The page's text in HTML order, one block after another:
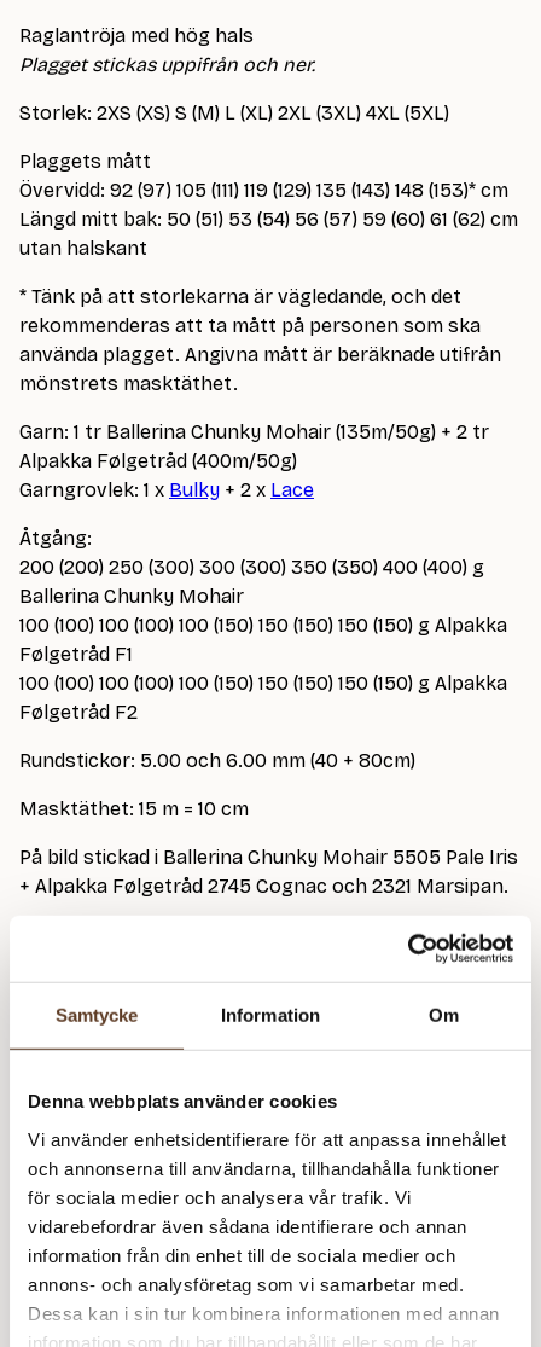
Samtycke Information Om
Denna webbplats använder cookies
Vi använder enhetsidentifierare för att anpassa innehållet
och annonserna till användarna, tillhandahålla funktioner
för sociala medier och analysera vår trafik. Vi
vidarebefordrar även sådana identifierare och annan
information från din enhet till de sociala medier och
annons- och analysföretag som vi samarbetar med.
Dessa kan i sin tur kombinera informationen med annan
information som du har tillhandahållit eller som de har
Raglantröja med hög hals
Plagget stickas uppifrån och ner.
Storlek: 2XS (XS) S (M) L (XL) 2XL (3XL) 4XL (5XL)
Plaggets mått
Övervidd: 92 (97) 105 (111) 119 (129) 135 (143) 148 (153)* cm
Längd mitt bak: 50 (51) 53 (54) 56 (57) 59 (60) 61 (62) cm
utan halskant
* Tänk på att storlekarna är vägledande, och det
rekommenderas att ta mått på personen som ska
använda plagget. Angivna mått är beräknade utifrån
mönstrets masktäthet.
Garn: 1 tr Ballerina Chunky Mohair (135m/50g) + 2 tr
Alpakka Følgetråd (400m/50g)
Garngrovlek: 1 x Bulky + 2 x Lace
Åtgång:
200 (200) 250 (300) 300 (300) 350 (350) 400 (400) g
Ballerina Chunky Mohair
100 (100) 100 (100) 100 (150) 150 (150) 150 (150) g Alpakka
Følgetråd F1
100 (100) 100 (100) 100 (150) 150 (150) 150 (150) g Alpakka
Følgetråd F2
Rundstickor: 5.00 och 6.00 mm (40 + 80cm)
Masktäthet: 15 m = 10 cm
På bild stickad i Ballerina Chunky Mohair 5505 Pale Iris
+ Alpakka Følgetråd 2745 Cognac och 2321 Marsipan.
Observera att mönstret endast säljs tillsammans
Detta mönster kräver att du köper minst4garn från
Ballerina Chunky Mohair – 5505 Pale Iris (Lager: 24)
Alpakka Følgetråd – 1002 Vit (Lager: 4)